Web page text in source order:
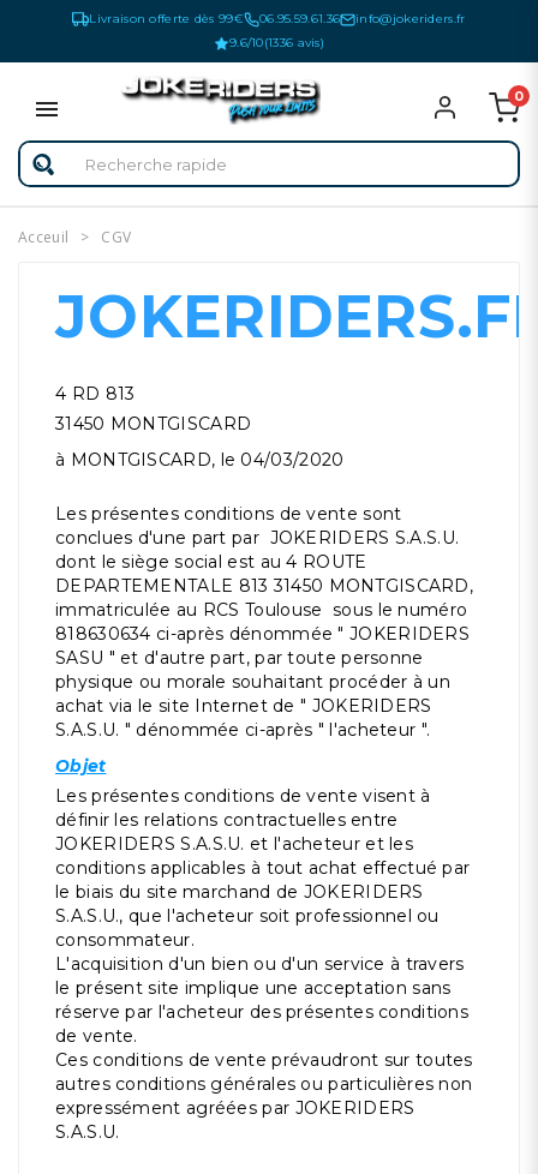
Livraison offerte dès 99€ 06.95.59.61.36
info@jokeriders.fr
9.6/10(1336 avis)
0
Acceuil CGV
4 RD 813
31450 MONTGISCARD
à MONTGISCARD, le 04/03/2020
Les présentes conditions de vente sont
conclues d'une part par JOKERIDERS S.A.S.U.
dont le siège social est au 4 ROUTE
DEPARTEMENTALE 813 31450 MONTGISCARD,
immatriculée au RCS Toulouse sous le numéro
818630634 ci-après dénommée " JOKERIDERS
SASU " et d'autre part, par toute personne
physique ou morale souhaitant procéder à un
achat via le site Internet de " JOKERIDERS
S.A.S.U. " dénommée ci-après " l'acheteur ".
Objet
Les présentes conditions de vente visent à
définir les relations contractuelles entre
JOKERIDERS S.A.S.U. et l'acheteur et les
conditions applicables à tout achat effectué par
le biais du site marchand de JOKERIDERS
S.A.S.U., que l'acheteur soit professionnel ou
consommateur.
L'acquisition d'un bien ou d'un service à travers
le présent site implique une acceptation sans
réserve par l'acheteur des présentes conditions
de vente.
Ces conditions de vente prévaudront sur toutes
autres conditions générales ou particulières non
expressément agréées par JOKERIDERS
S.A.S.U.